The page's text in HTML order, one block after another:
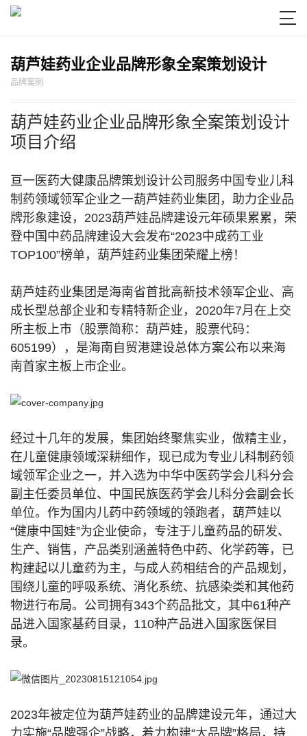

葫芦娃药业企业品牌形象全案策划设计
品牌案例
葫芦娃药业企业品牌形象全案策划设计
项目介绍
亘一医药大健康品牌策划设计公司服务中国 专业儿科
制药领域领军企业之一葫芦娃药业集团， 助力企业品
牌形象建设， 2023葫芦娃品牌建设元年硕果累累，荣
登中国中药品牌建设大会发布“2023中成药工业
TOP100”榜单，葫芦娃药业集团荣耀上榜！
葫芦娃药业集团是海南省首批高新技术领军企业、高
成长型总部企业和专精特新企业，2020年7月在上交
所主板上市（股票简称：葫芦娃，股票代码：
605199），是海南自贸港建设总体方案公布以来海
南首家主板上市企业。
经过十几年的发展，集团始终聚焦实业，做精主业，
在儿童健康领域深耕细作，现已成为专业儿科制药领
域领军企业之一，并入选为中华中医药学会儿科分会
副主任委员单位、中国民族医药学会儿科分会副会长
单位。作为国内儿药中药领域的领跑者，葫芦娃以
“健康中国娃”为企业使命，专注于儿童药品的研发、
生产、销售，产品类别涵盖特色中药、化学药等，已
构建起以儿童药为主，与成人药相结合的产品规划，
围绕儿童的呼吸系统、消化系统、抗感染类和其他药
物进行布局。公司拥有343个药品批文，其中61种产
品进入国家基药目录，110种产品进入国家医保目
录。
2023年被定位为葫芦娃药业的品牌建设元年，通过大
力实施“品牌强企”战略，着力构建“大品牌”格局，持